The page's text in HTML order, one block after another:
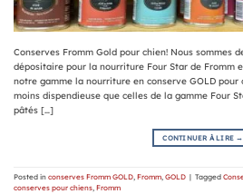
Conserves Fromm Gold pour chien! Nous sommes
dépositaire pour la nourriture Four Star de Fromm
notre gamme la nourriture en conserve GOLD pour
moins dispendieuse que celles de la gamme Four
pâtés […]
CONTINUER À LIRE →
Posted in conserves Fromm GOLD, Fromm, GOLD | Tagged
conserves pour chiens, Fromm